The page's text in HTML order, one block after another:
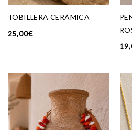
TOBILLERA CERÁMICA
25,00€